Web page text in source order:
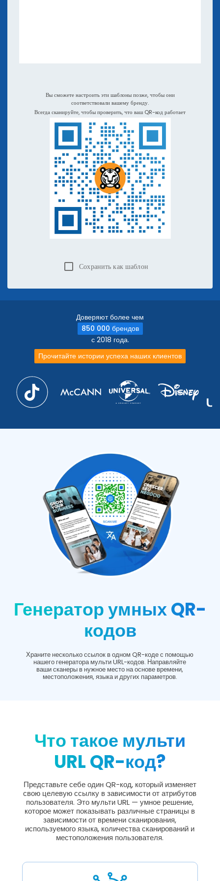
Вы сможете настроить эти шаблоны позже, чтобы они
соответствовали вашему бренду.
Всегда сканируйте, чтобы проверить, что ваш QR-код работает
Сохранить как шаблон
Доверяют более чем
850 000 брендов
с 2018 года.
Прочитайте истории успеха наших клиентов
Генератор умных QR-
кодов
Храните несколько ссылок в одном QR-коде с помощью
нашего генератора мульти URL-кодов. Направляйте
ваши сканеры в нужное место на основе времени,
местоположения, языка и других параметров.
Что такое мульти
URL QR-код?
Представьте себе один QR-код, который изменяет
свою целевую ссылку в зависимости от атрибутов
пользователя. Это мульти URL — умное решение,
которое может показывать различные страницы в
зависимости от времени сканирования,
используемого языка, количества сканирований и
местоположения пользователя.